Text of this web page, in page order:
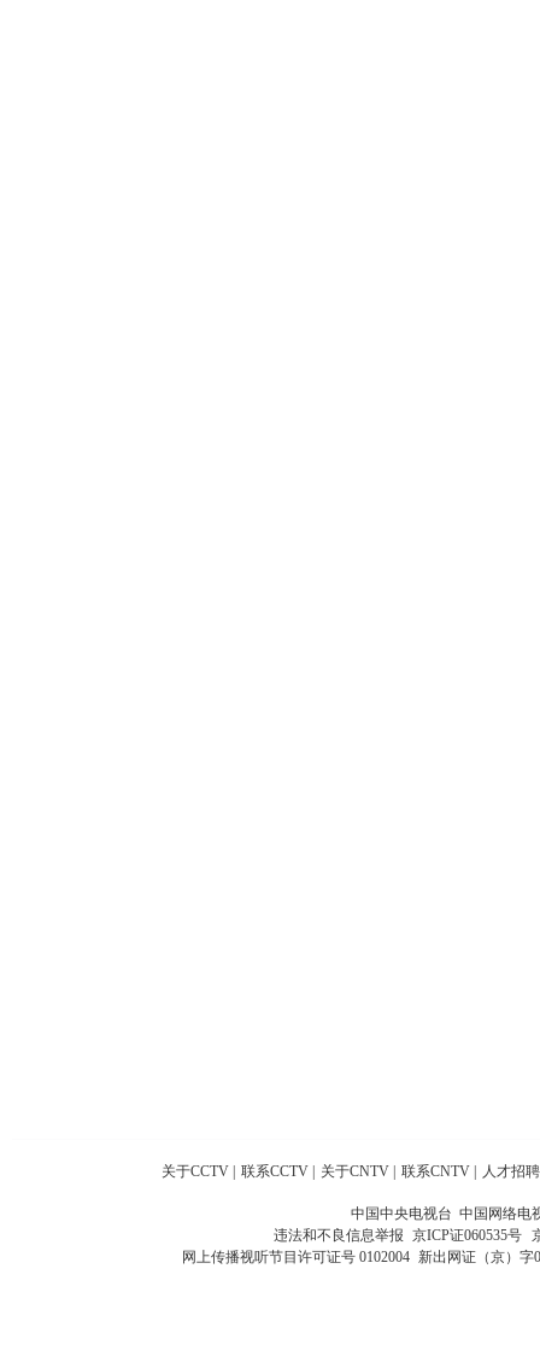
关于CCTV 联系CCTV 关于CNTV 联系CNTV 人才招聘
中国中央电视台 中国网络电
违法和不良信息举报 京ICP证060535号
网上传播视听节目许可证号 0102004 新出网证（京）